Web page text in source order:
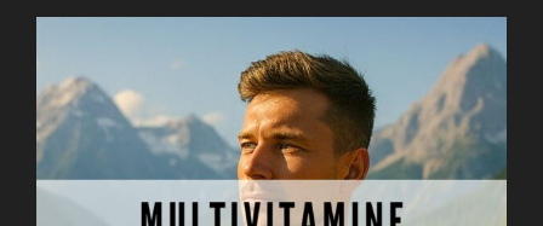
Beter
Dan
Conventionele
Barbells